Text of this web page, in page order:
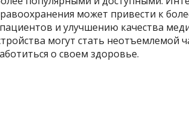
может привести к
и улучшению качества
могут стать неотъемлемой
о своем здоровье.